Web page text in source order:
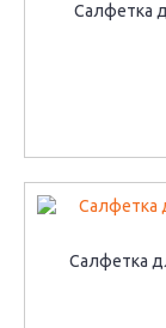
Салфетка
Салфетка